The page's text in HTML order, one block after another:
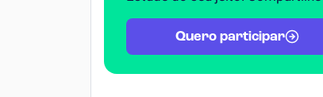
Quero participar